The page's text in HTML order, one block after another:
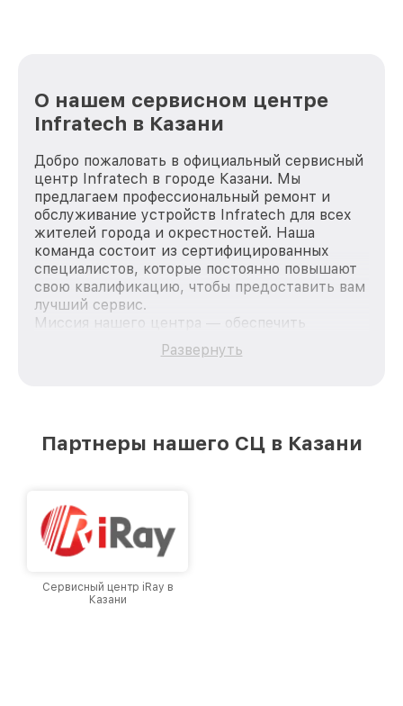
О нашем сервисном центре
Infratech в Казани
Добро пожаловать в официальный сервисный
центр Infratech в городе Казани. Мы
предлагаем профессиональный ремонт и
обслуживание устройств Infratech для всех
жителей города и окрестностей. Наша
команда состоит из сертифицированных
специалистов, которые постоянно повышают
свою квалификацию, чтобы предоставить вам
лучший сервис.
Миссия нашего центра — обеспечить
качественный и доступный ремонт для
каждого пользователя продукции Infratech,
лучшим сервисным центром Infratech в
Развернуть
Партнеры нашего СЦ в Казани
Сервисный центр iRay в
Казани